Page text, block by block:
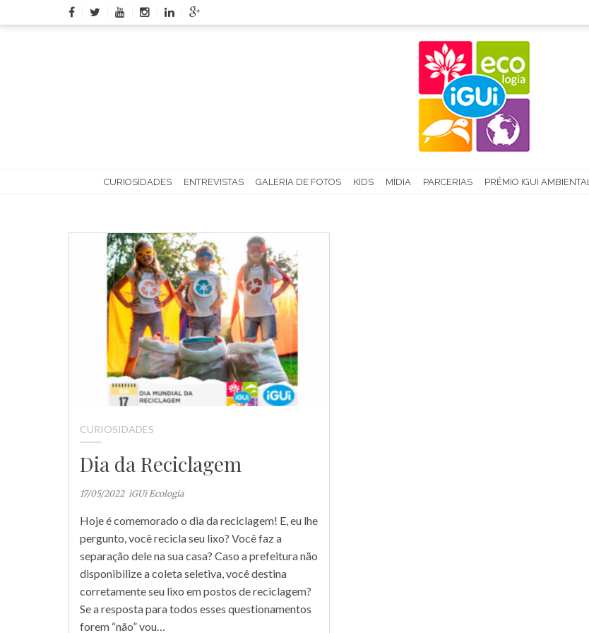
to
CURIOSIDADES ENTREVISTAS GALERIA DE FOTOS KIDS MÍDIA PARCERIAS PRÊMIO IGUI AMBIENTAL
CURIOSIDADES
Dia da Reciclagem
17/05/2022 iGUi Ecologia
Hoje é comemorado o dia da reciclagem! E, eu lhe
pergunto, você recicla seu lixo? Você faz a
separação dele na sua casa? Caso a prefeitura não
disponibilize a coleta seletiva, você destina
corretamente seu lixo em postos de reciclagem?
Se a resposta para todos esses questionamentos
forem “não” vou…